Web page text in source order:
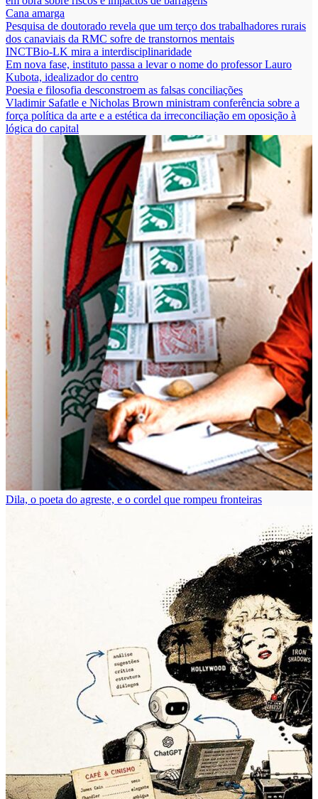
Cana amarga
Pesquisa de doutorado revela que um terço dos trabalhadores rurais
dos canaviais da RMC sofre de transtornos mentais
INCTBio-LK mira a interdisciplinaridade
Em nova fase, instituto passa a levar o nome do professor Lauro
Kubota, idealizador do centro
Poesia e filosofia desconstroem as falsas conciliações
Vladimir Safatle e Nicholas Brown ministram conferência sobre a
força política da arte e a estética da irreconciliação em oposição à
lógica do capital
Dila, o poeta do agreste, e o cordel que rompeu fronteiras